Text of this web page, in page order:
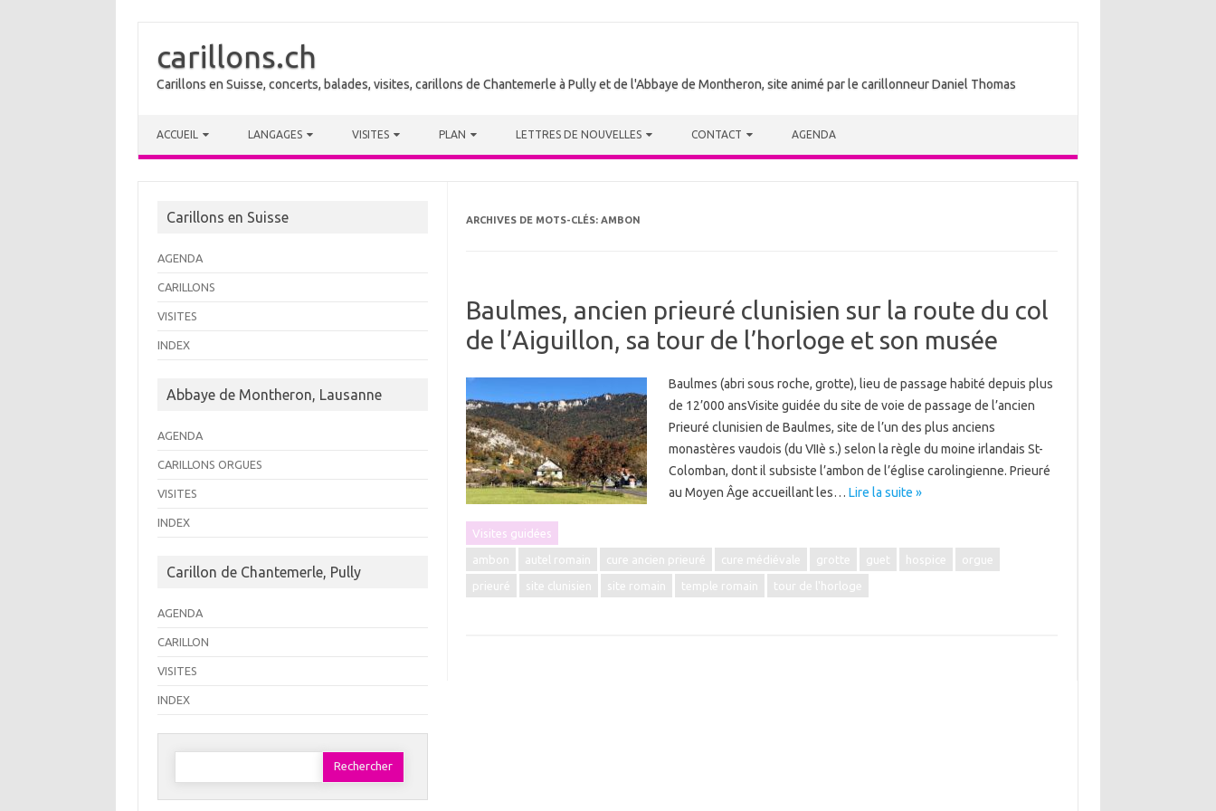
carillons.ch
Carillons en Suisse, concerts, balades, visites, carillons de Chantemerle à Pully et de l'Abbaye de Montheron, site animé par le carillonneur Daniel Thomas
ACCUEIL LANGAGES VISITES PLAN LETTRES DE NOUVELLES CONTACT AGENDA
ARCHIVES DE MOTS-CLÉS:AMBON
Baulmes, ancien prieuré clunisien sur la route du col
de l’Aiguillon, sa tour de l’horloge et son musée
Baulmes (abri sous roche, grotte), lieu de passage habité depuis plus
de 12’000 ansVisite guidée du site de voie de passage de l’ancien
Prieuré clunisien de Baulmes, site de l’un des plus anciens
monastères vaudois (du VIIè s.) selon la règle du moine irlandais St-
Colomban, dont il subsiste l’ambon de l’église carolingienne. Prieuré
au Moyen Âge accueillant les…Lire la suite »
Visites guidées
ambon autel romain cure ancien prieuré cure médiévale grotte guet hospice orgue
prieuré site clunisien site romain temple romain tour de l'horloge
Carillons en Suisse
AGENDA
CARILLONS
VISITES
INDEX
Abbaye de Montheron, Lausanne
AGENDA
CARILLONS ORGUES
VISITES
INDEX
Carillon de Chantemerle, Pully
AGENDA
CARILLON
VISITES
INDEX
Rechercher :